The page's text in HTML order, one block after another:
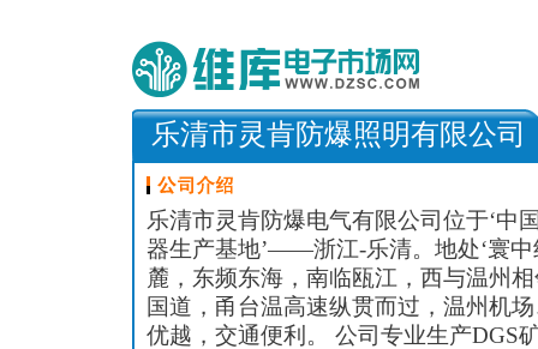
乐清市灵肯防爆照明有限公司
乐清市灵肯防爆电气有限公司位于‘中
器生产基地’——浙江-乐清。地处‘寰中
麓，东频东海，南临瓯江，西与温州
国道，甬台温高速纵贯而过，温州机
优越，交通便利。 公司专业生产DGS